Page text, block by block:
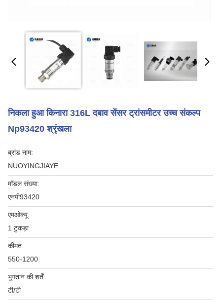
निकला हुआ किनारा 316L दबाव सेंसर ट्रांसमीटर उच्च संकल्प
Np93420 श्रृंखला
ब्रांड नाम:
NUOYINGJIAYE
मॉडल संख्या:
एनपी93420
एमओक्यू:
1 टुकड़ा
कीमत:
550-1200
भुगतान की शर्तें:
टी/टी